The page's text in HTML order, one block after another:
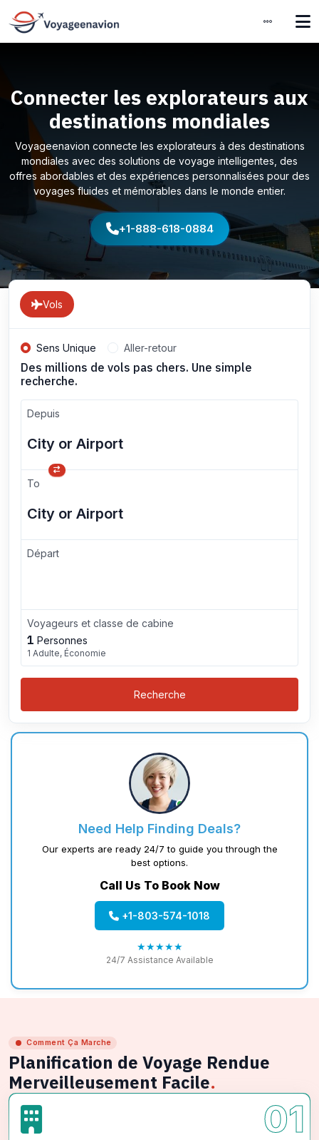
Connecter les explorateurs aux
destinations mondiales
Voyageenavion connecte les explorateurs à des destinations
mondiales avec des solutions de voyage intelligentes, des
offres abordables et des expériences personnalisées pour des
voyages fluides et mémorables dans le monde entier.
+1-888-618-0884
Vols
Sens Unique Aller-retour
Des millions de vols pas chers. Une simple
recherche.
Depuis
To
Départ
Voyageurs et classe de cabine
1 Personnes
1 Adulte, Économie
Recherche
Need Help Finding Deals?
Our experts are ready 24/7 to guide you through the
best options.
Call Us To Book Now
+1-803-574-1018
★★★★★
24/7 Assistance Available
Comment Ça Marche
Planification de Voyage Rendue
Merveilleusement Facile.
01